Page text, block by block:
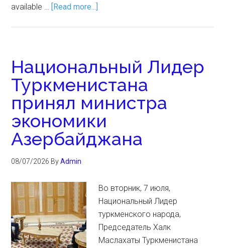
available … [Read more...]
Национальный Лидер
Туркменистана
принял министра
экономики
Азербайджана
08/07/2026 ByAdmin
Во вторник, 7 июля,
Национальный Лидер
туркменского народа,
Председатель Халк
Маслахаты Туркменистана